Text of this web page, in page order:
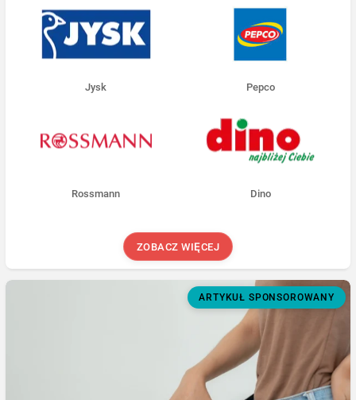
Jysk Pepco
Rossmann Dino
ZOBACZ WIĘCEJ
ARTYKUŁ SPONSOROWANY